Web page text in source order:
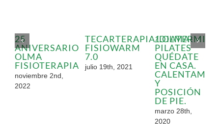
25
ANIVERSARIO
OLMA
FISIOTERAPIA
noviembre 2nd,
2022
TECARTERAPIA/DIATERMIA:
FISIOWARM
7.0
julio 19th, 2021
1.OLMA-
PILATES
QUÉDATE
EN CASA.
Y
POSICIÓN
DE PIE.
marzo 28th,
2020